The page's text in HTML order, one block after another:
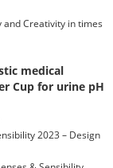
and Creativity in times
medical
Cup for urine pH
2023 – Design